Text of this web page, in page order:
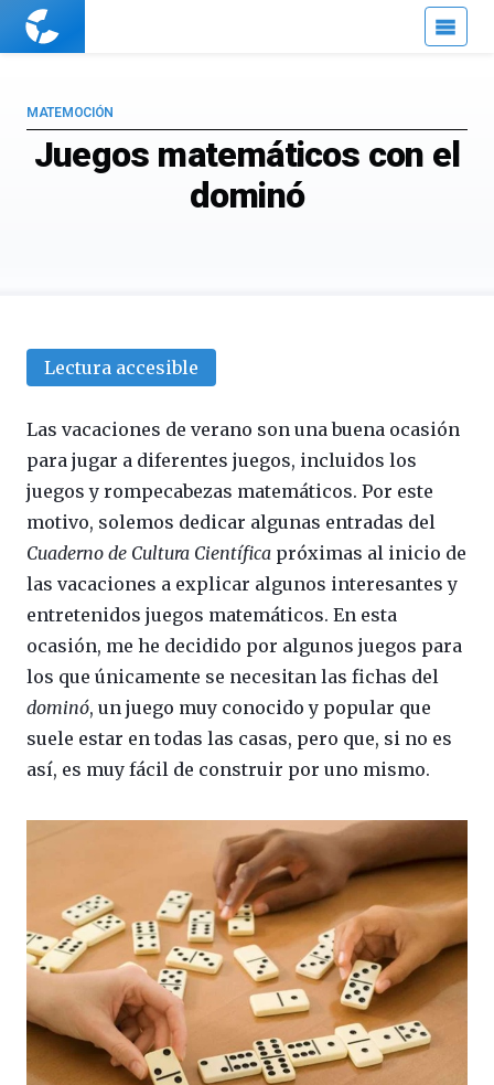
Cuaderno
Juegos matemáticos con el
dominó
MATEMOCIÓN
Lectura accesible
Las vacaciones de verano son una buena ocasión
para jugar a diferentes juegos, incluidos los
juegos y rompecabezas matemáticos. Por este
motivo, solemos dedicar algunas entradas del
Cuaderno de Cultura Científica próximas al inicio de
las vacaciones a explicar algunos interesantes y
entretenidos juegos matemáticos. En esta
ocasión, me he decidido por algunos juegos para
los que únicamente se necesitan las fichas del
dominó, un juego muy conocido y popular que
suele estar en todas las casas, pero que, si no es
así, es muy fácil de construir por uno mismo.